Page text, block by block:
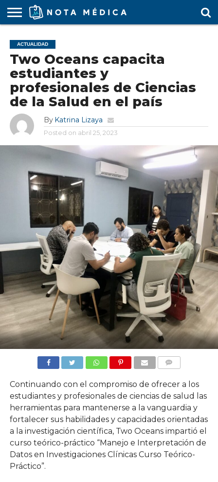
MÉDICA
ARS
ARTÍCULO
ACTUALIDAD
COLEGIO
MÉDICO
COVID-
19
EDUCACIÓN
MÉDICA
ESTUDIANTES
FARMACÉUTICAS
GUBERNAMENTAL
HOSPITALES
Y CLÍNICAS
MARKETING
MÉDICO
RESIDENTES
SALUD
LABORAL
SOCIEDADES
MÉDICAS
TURISMO
MÉDICO
VÍDEOS
ACTUALIDAD
Two Oceans capacita
estudiantes y
profesionales de Ciencias
de la Salud en el país
By Katrina Lizaya
Posted on abril 25, 2023
Continuando con el compromiso de ofrecer a los
estudiantes y profesionales de ciencias de salud las
herramientas para mantenerse a la vanguardia y
fortalecer sus habilidades y capacidades orientadas
a la investigación científica, Two Oceans impartió el
curso teórico-práctico “Manejo e Interpretación de
Datos en Investigaciones Clínicas Curso Teórico-
Práctico”.